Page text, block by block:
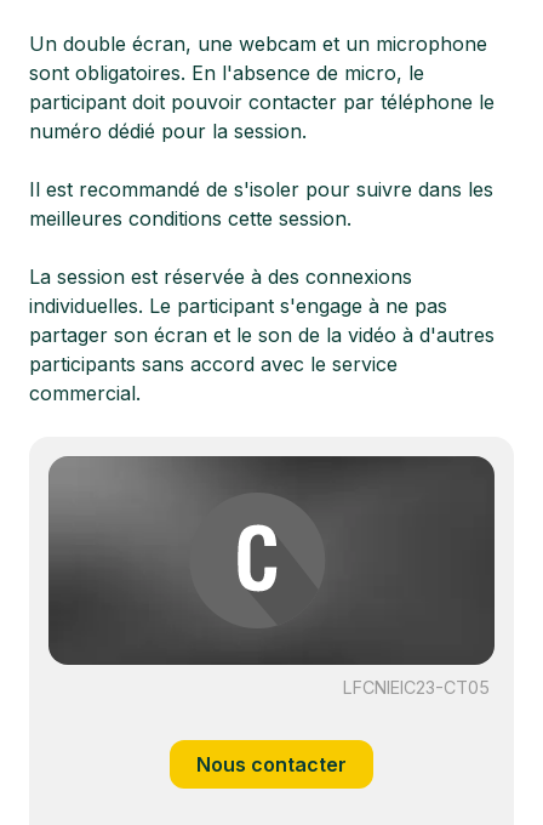
Un double écran, une webcam et un microphone
sont obligatoires. En l'absence de micro, le
participant doit pouvoir contacter par téléphone le
numéro dédié pour la session.
Il est recommandé de s'isoler pour suivre dans les
meilleures conditions cette session.
La session est réservée à des connexions
individuelles. Le participant s'engage à ne pas
partager son écran et le son de la vidéo à d'autres
participants sans accord avec le service
commercial.
LFCNIEIC23-CT05
Nous contacter